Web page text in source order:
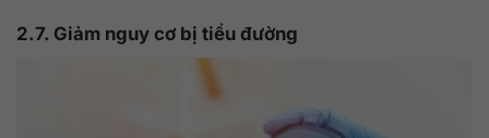
2.7. Giảm nguy cơ bị tiểu đường